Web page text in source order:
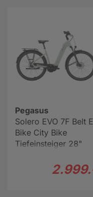
Pegasus
Solero EVO 7F Belt
Bike City Bike
Tiefeinsteiger 28"